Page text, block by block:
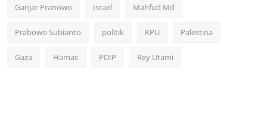
Ganjar Pranowo Israel Mahfud Md
Prabowo Subianto politik KPU Palestina
Gaza Hamas PDIP Rey Utami